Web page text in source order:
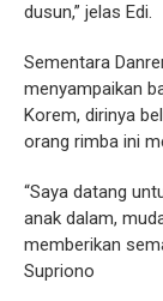
dusun,” jelas Edi.
Sementara
menyampaikan
Korem, dirinya
orang rimba ini
“Saya datang
anak dalam,
memberikan
Supriono